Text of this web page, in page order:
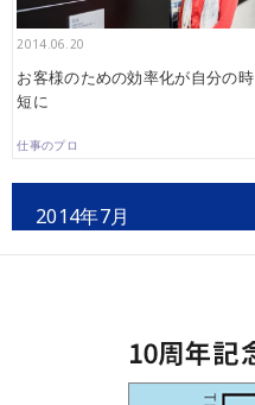
2014.06.20
お客様のための効率化が自分の時
短に
仕事のプロ
2014年7月